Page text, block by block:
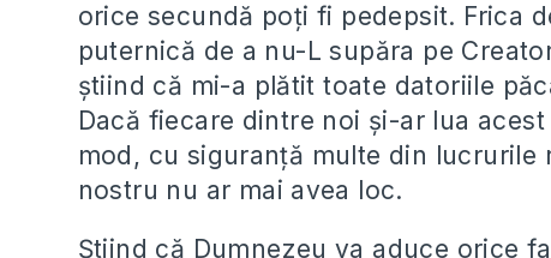
orice secundă poți fi pedepsit. Frica
puternică de a nu-L supăra pe
știind că mi-a plătit toate datoriile
Dacă fiecare dintre noi și-ar lua
mod, cu siguranță multe din lucrurile
nostru nu ar mai avea loc.
Știind că Dumnezeu va aduce orice